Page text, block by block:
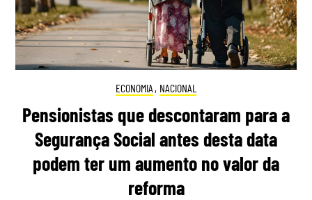
ECONOMIA , NACIONAL
Pensionistas que descontaram para a
Segurança Social antes desta data
podem ter um aumento no valor da
reforma